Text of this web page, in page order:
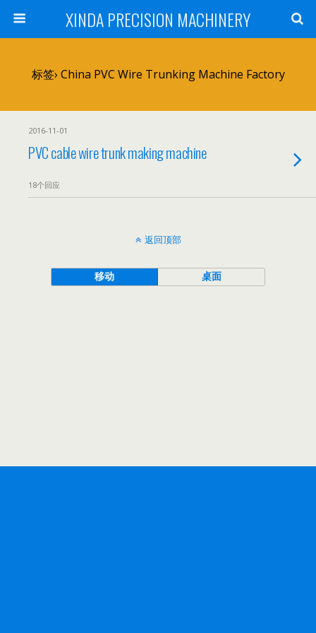
XINDA PRECISION MACHINERY
标签› China PVC Wire Trunking Machine Factory
2016-11-01
PVC cable wire trunk making machine
18个回应
返回顶部
移动 桌面